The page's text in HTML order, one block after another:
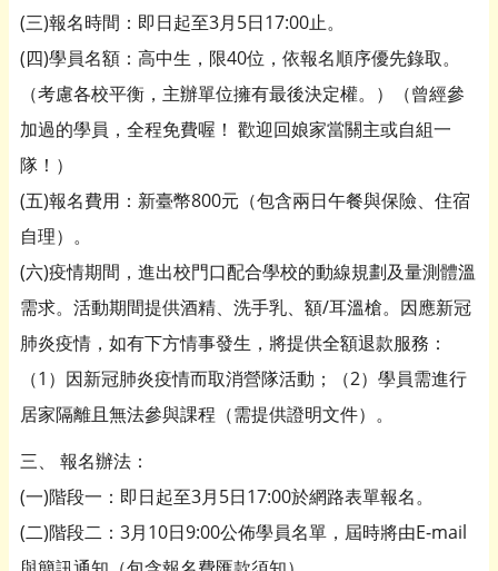
(三)報名時間：即日起至3月5日17:00止。
(四)學員名額：高中生，限40位，依報名順序優先錄取。
（考慮各校平衡，主辦單位擁有最後決定權。）（曾經參
加過的學員，全程免費喔！ 歡迎回娘家當關主或自組一
隊！）
(五)報名費用：新臺幣800元（包含兩日午餐與保險、住宿
自理）。
(六)疫情期間，進出校門口配合學校的動線規劃及量測體溫
需求。活動期間提供酒精、洗手乳、額/耳溫槍。因應新冠
肺炎疫情，如有下方情事發生，將提供全額退款服務：
（1）因新冠肺炎疫情而取消營隊活動；（2）學員需進行
居家隔離且無法參與課程（需提供證明文件）。
三、 報名辦法：
(一)階段一：即日起至3月5日17:00於網路表單報名。
(二)階段二：3月10日9:00公佈學員名單，屆時將由E-mail